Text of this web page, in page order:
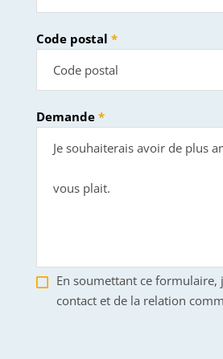
Code postal
Demande
En soumettant ce formulaire,
contact et de la relation